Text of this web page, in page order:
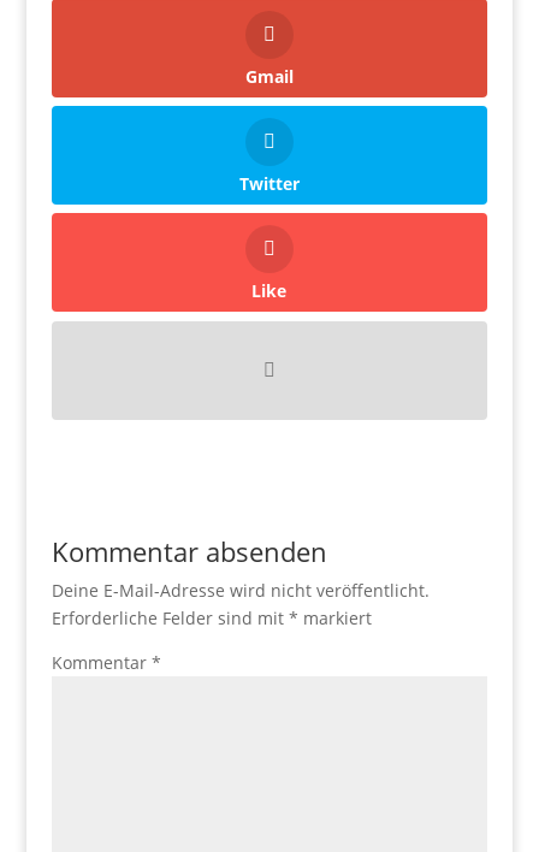
Gmail
Twitter
Like
Kommentar absenden
Deine E-Mail-Adresse wird nicht veröffentlicht.
Erforderliche Felder sind mit * markiert
Kommentar *